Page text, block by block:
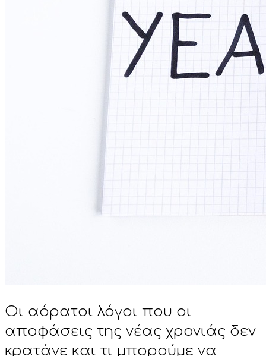
Οι αόρατοι λόγοι που οι
αποφάσεις της νέας χρονιάς δεν
κρατάνε και τι μπορούμε να